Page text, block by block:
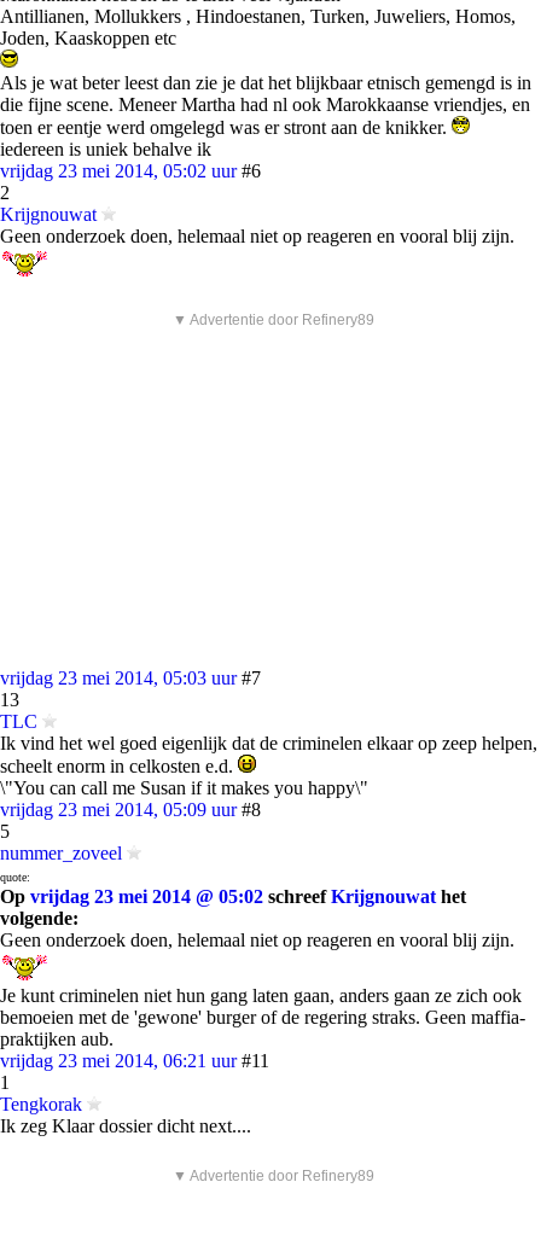
Antillianen, Mollukkers , Hindoestanen, Turken, Juweliers, Homos,
Joden, Kaaskoppen etc
Als je wat beter leest dan zie je dat het blijkbaar etnisch gemengd is in
die fijne scene. Meneer Martha had nl ook Marokkaanse vriendjes, en
toen er eentje werd omgelegd was er stront aan de knikker.
iedereen is uniek behalve ik
vrijdag 23 mei 2014, 05:02 uur #6
2
Krijgnouwat
Geen onderzoek doen, helemaal niet op reageren en vooral blij zijn.
▼ Advertentie door Refinery89
vrijdag 23 mei 2014, 05:03 uur #7
13
TLC
Ik vind het wel goed eigenlijk dat de criminelen elkaar op zeep helpen,
scheelt enorm in celkosten e.d.
\"You can call me Susan if it makes you happy\"
vrijdag 23 mei 2014, 05:09 uur #8
5
nummer_zoveel
quote:
Op vrijdag 23 mei 2014 @ 05:02 schreefKrijgnouwat het
volgende:
Geen onderzoek doen, helemaal niet op reageren en vooral blij zijn.
Je kunt criminelen niet hun gang laten gaan, anders gaan ze zich ook
bemoeien met de 'gewone' burger of de regering straks. Geen maffia-
praktijken aub.
vrijdag 23 mei 2014, 06:21 uur #11
1
Tengkorak
Ik zeg Klaar dossier dicht next....
▼ Advertentie door Refinery89